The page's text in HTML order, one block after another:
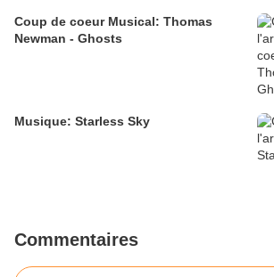
Coup de coeur Musical: Thomas
Newman - Ghosts
Musique: Starless Sky
Commentaires